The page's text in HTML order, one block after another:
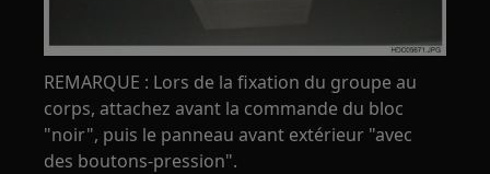
REMARQUE : Lors de la fixation du groupe au
corps, attachez avant la commande du bloc
"noir", puis le panneau avant extérieur "avec
des boutons-pression".